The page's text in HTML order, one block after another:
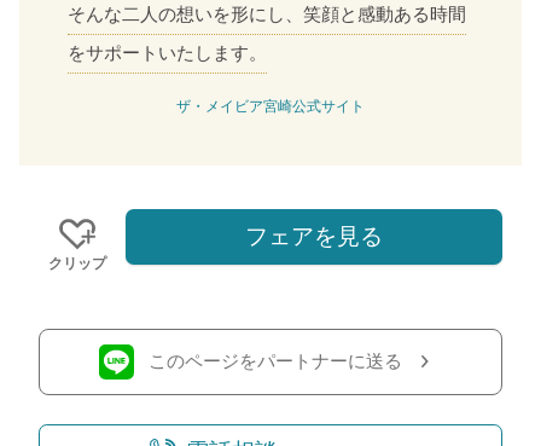
おトクな特典つきフェア
8/11(火・祝) 残◯
＜来館特典＞1.5万相当の豪華試食
フェア一覧
そんな二人の想いを形にし、笑顔と感動ある時間
をサポートいたします。
ザ・メイビア宮崎公式サイト
クリップ
フェアを見る
このページをパートナーに送る